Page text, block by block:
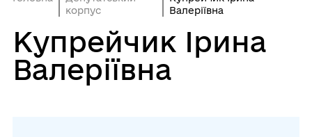
корпус
Валеріївна
Купрейчик Ірина
Валеріївна